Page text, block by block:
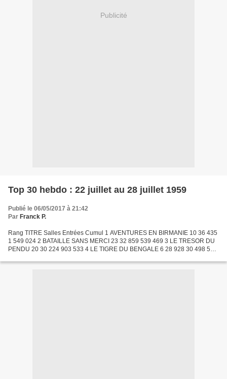
Publicité
Top 30 hebdo : 22 juillet au 28 juillet 1959
Publié le 06/05/2017 à 21:42
Par Franck P.
Rang TITRE Salles Entrées Cumul 1 AVENTURES EN BIRMANIE 10 36 435
1 549 024 2 BATAILLE SANS MERCI 23 32 859 539 469 3 LE TRESOR DU
PENDU 20 30 224 903 533 4 LE TIGRE DU BENGALE 6 28 928 30 498 5